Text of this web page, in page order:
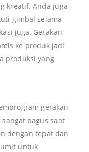
kreatif. Anda juga
gimbal selama
juga. Gerakan
ke produk jadi
produksi yang
gerakan
bagus saat
dengan tepat dan
untuk